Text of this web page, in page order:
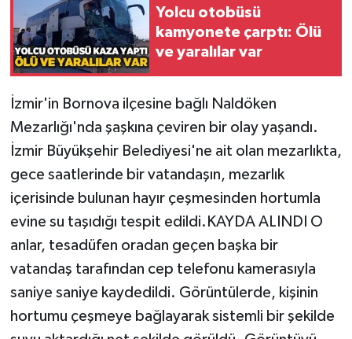
Yolcu otobüsü
kamyonete çarptı: Ölü
ve yaralılar var
İzmir'in Bornova ilçesine bağlı Naldöken
Mezarlığı'nda şaşkına çeviren bir olay yaşandı.
İzmir Büyükşehir Belediyesi'ne ait olan mezarlıkta,
gece saatlerinde bir vatandaşın, mezarlık
içerisinde bulunan hayır çeşmesinden hortumla
evine su taşıdığı tespit edildi.KAYDA ALINDI O
anlar, tesadüfen oradan geçen başka bir
vatandaş tarafından cep telefonu kamerasıyla
saniye saniye kaydedildi. Görüntülerde, kişinin
hortumu çeşmeye bağlayarak sistemli bir şekilde
Gökçebey
GÜNDEM
Kilimli
Kültür - Sanat
MAGAZİN
Politika
Resmi İlan